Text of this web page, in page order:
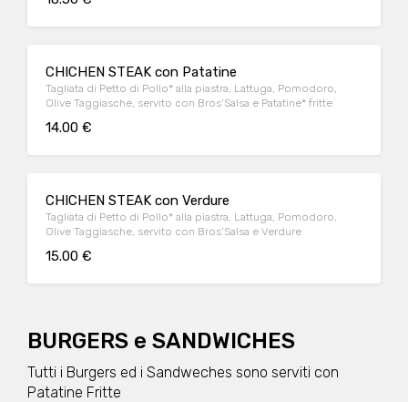
CHICHEN STEAK con Patatine
Tagliata di Petto di Pollo* alla piastra, Lattuga, Pomodoro,
Olive Taggiasche, servito con Bros’Salsa e Patatine* fritte
14.00 €
CHICHEN STEAK con Verdure
Tagliata di Petto di Pollo* alla piastra, Lattuga, Pomodoro,
Olive Taggiasche, servito con Bros’Salsa e Verdure
15.00 €
BURGERS e SANDWICHES
Tutti i Burgers ed i Sandweches sono serviti con
Patatine Fritte